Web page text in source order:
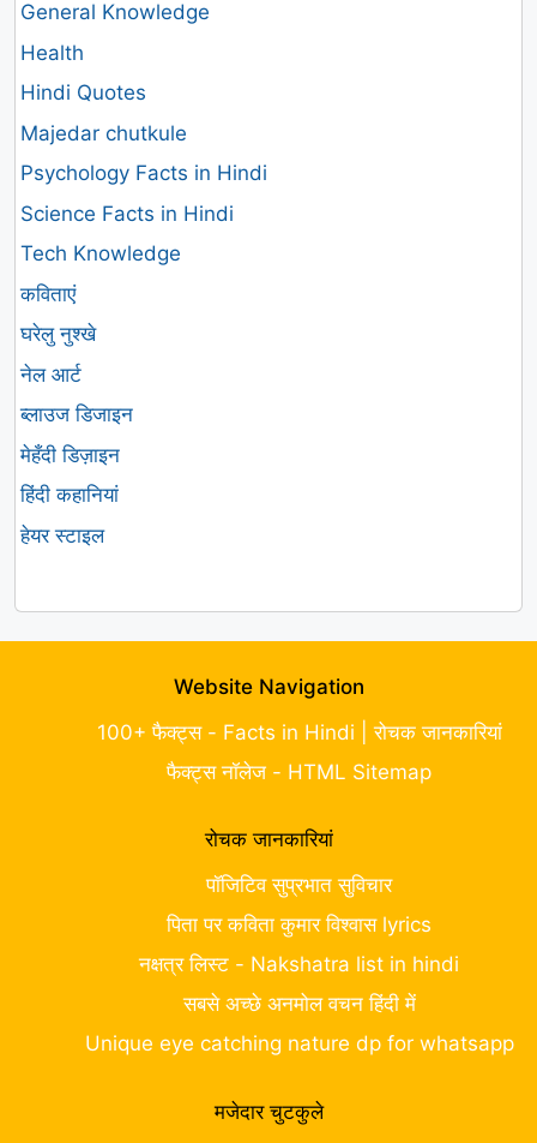
General Knowledge
Health
Hindi Quotes
Majedar chutkule
Psychology Facts in Hindi
Science Facts in Hindi
Tech Knowledge
कविताएं
घरेलु नुश्खे
नेल आर्ट
ब्लाउज डिजाइन
मेहँदी डिज़ाइन
हिंदी कहानियां
हेयर स्टाइल
Website Navigation
100+ फैक्ट्स - Facts in Hindi | रोचक जानकारियां
फैक्ट्स नॉलेज - HTML Sitemap
रोचक जानकारियां
पॉजिटिव सुप्रभात सुविचार
पिता पर कविता कुमार विश्वास lyrics
नक्षत्र लिस्ट - Nakshatra list in hindi
सबसे अच्छे अनमोल वचन हिंदी में
Unique eye catching nature dp for whatsapp
मजेदार चुटकुले